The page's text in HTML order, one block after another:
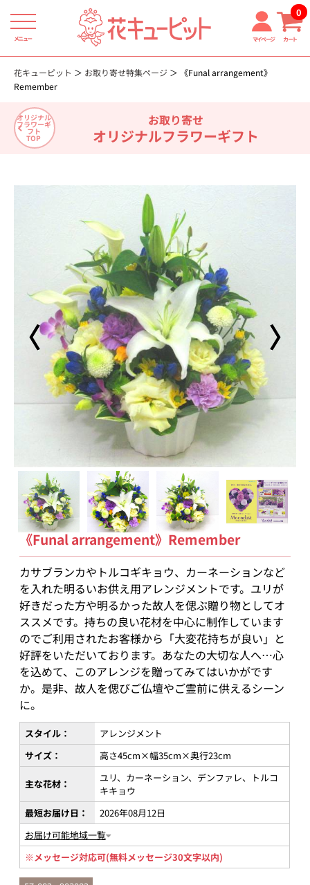
メニュー マイページ カート
0
花キューピット お取り寄せ特集ページ
《Funal arrangement》
Remember
オリジナル
フラワーギ
フト
TOP
お取り寄せ
オリジナルフラワーギフト
〈 〉
《Funal arrangement》Remember
カサブランカやトルコギキョウ、カーネーションなど
を入れた明るいお供え用アレンジメントです。ユリが
好きだった方や明るかった故人を偲ぶ贈り物としてオ
ススメです。持ちの良い花材を中心に制作しています
のでご利用されたお客様から「大変花持ちが良い」と
好評をいただいております。あなたの大切な人へ…心
を込めて、このアレンジを贈ってみてはいかがです
か。是非、故人を偲びご仏壇やご霊前に供えるシーン
に。
スタイル：
アレンジメント
サイズ：
高さ45cm×幅35cm×奥行23cm
主な花材：
ユリ、カーネーション、デンファレ、トルコ
キキョウ
最短お届け日：
2026年08月12日
お届け可能地域一覧
※メッセージ対応可(無料メッセージ30文字以内)